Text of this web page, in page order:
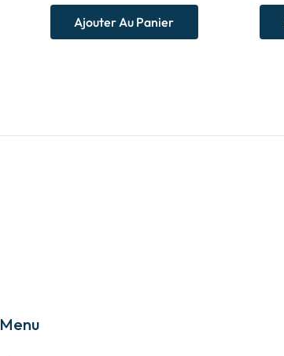
Ajouter Au Panier
Menu